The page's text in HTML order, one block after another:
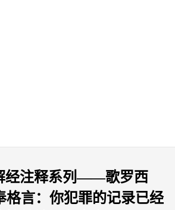
经注释系列——歌罗西
格言：你犯罪的记录已经